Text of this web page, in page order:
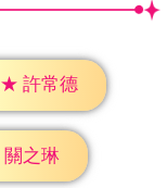
★ 許常德
關之琳